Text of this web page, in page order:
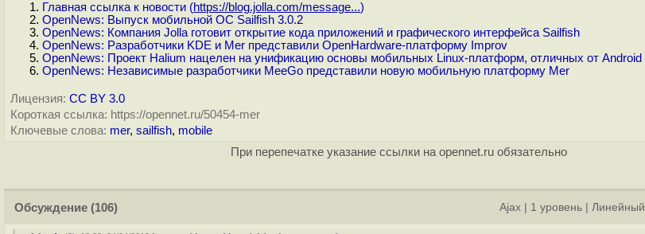
Главная ссылка к новости (https://blog.jolla.com/message...)
OpenNews: Выпуск мобильной ОС Sailfish 3.0.2
OpenNews: Компания Jolla готовит открытие кода приложений и графического интерфейса Sailfish
OpenNews: Разработчики KDE и Mer представили OpenHardware-платформу Improv
OpenNews: Проект Halium нацелен на унификацию основы мобильных Linux-платформ, отличных от Android
OpenNews: Независимые разработчики MeeGo представили новую мобильную платформу Mer
Лицензия: CC BY 3.0
Короткая ссылка: https://opennet.ru/50454-mer
Ключевые слова: mer, sailfish, mobile
При перепечатке указание ссылки на opennet.ru обязательно
Обсуждение (106) Ajax 1 уровень Линейный